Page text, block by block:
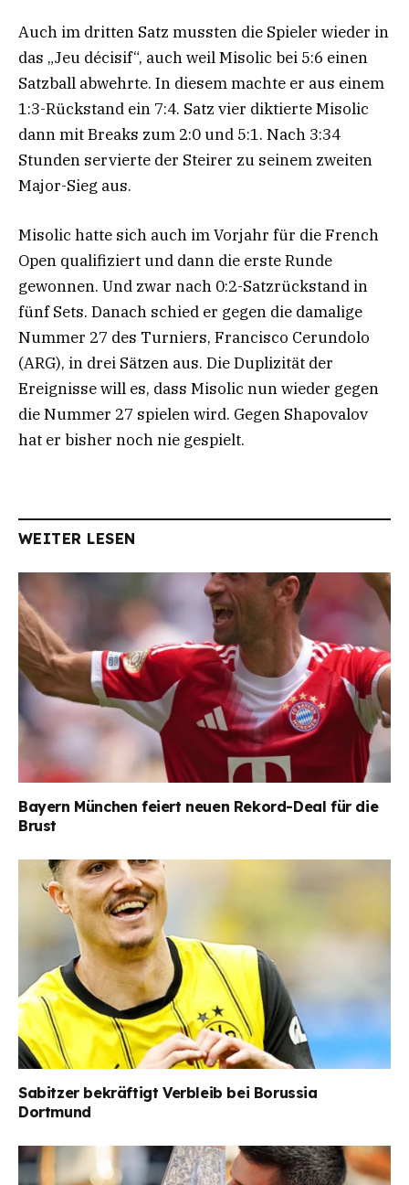
Auch im dritten Satz mussten die Spieler wieder in
das „Jeu décisif“, auch weil Misolic bei 5:6 einen
Satzball abwehrte. In diesem machte er aus einem
1:3-Rückstand ein 7:4. Satz vier diktierte Misolic
dann mit Breaks zum 2:0 und 5:1. Nach 3:34
Stunden servierte der Steirer zu seinem zweiten
Major-Sieg aus.
Misolic hatte sich auch im Vorjahr für die French
Open qualifiziert und dann die erste Runde
gewonnen. Und zwar nach 0:2-Satzrückstand in
fünf Sets. Danach schied er gegen die damalige
Nummer 27 des Turniers, Francisco Cerundolo
(ARG), in drei Sätzen aus. Die Duplizität der
Ereignisse will es, dass Misolic nun wieder gegen
die Nummer 27 spielen wird. Gegen Shapovalov
hat er bisher noch nie gespielt.
WEITER LESEN
Bayern München feiert neuen Rekord-Deal für die
Brust
Sabitzer bekräftigt Verbleib bei Borussia
Dortmund